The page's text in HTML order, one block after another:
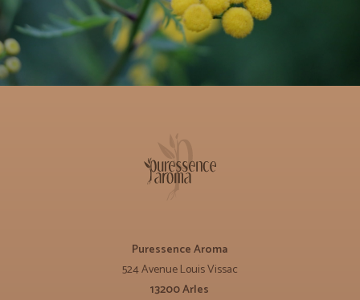
Puressence Aroma
524 Avenue Louis Vissac
13200 Arles